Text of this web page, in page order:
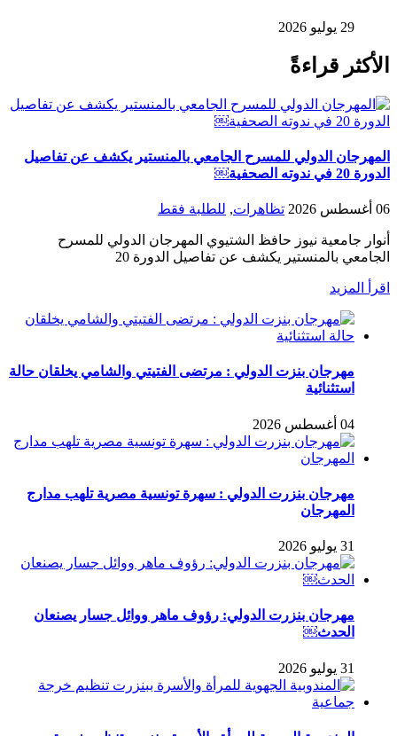
29 يوليو 2026
الأكثر قراءةً
المهرجان الدولي للمسرح الجامعي بالمنستير يكشف عن تفاصيل
الدورة 20 في ندوته الصحفية￼
06 أغسطس 2026 تظاهرات, للطلبة فقط
أنوار جامعية نيوز حافظ الشتيوي المهرجان الدولي للمسرح
الجامعي بالمنستير يكشف عن تفاصيل الدورة 20
اقرأ المزيد
مهرجان بنزت الدولي : مرتضى الفتيتي والشامي يخلقان حالة
استثنائية
04 أغسطس 2026
مهرجان بنزرت الدولي : سهرة تونسية مصرية تلهب مدارج
المهرجان
31 يوليو 2026
مهرجان بنزرت الدولي: رؤوف ماهر ووائل جسار يصنعان
الحدث￼
31 يوليو 2026